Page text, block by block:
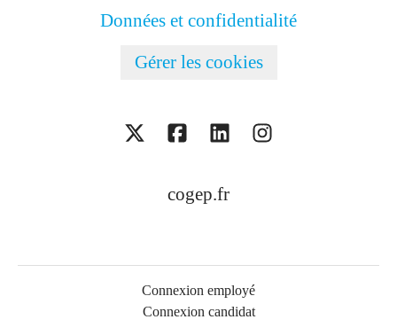
Données et confidentialité
Gérer les cookies
cogep.fr
Connexion employé
Connexion candidat